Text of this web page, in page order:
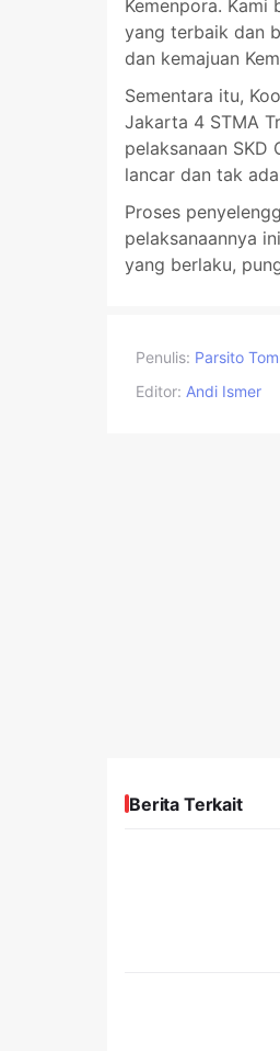
Kemenpora. Kami
yang terbaik dan
dan kemajuan
Sementara itu,
Jakarta 4 STMA
pelaksanaan SKD
lancar dan tak
Proses
pelaksanaannya
yang berlaku,
Penulis: Parsito
Editor: Andi Ismer
Berita Terkait